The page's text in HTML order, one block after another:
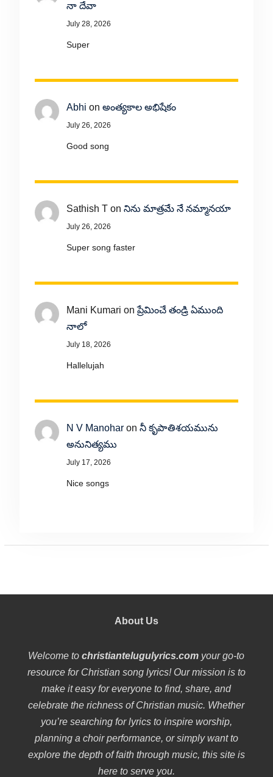
నా దేవా
July 28, 2026
Super
Abhi on అంత్యకాల అభిషేకం
July 26, 2026
Good song
Sathish Ton నిను మాత్రమే నే నమ్మానయా
July 26, 2026
Super song faster
Mani Kumari onప్రేమించే తండ్రి ఏముంది
నాలో
July 18, 2026
Hallelujah
N V Manoharon నీ కృపాతిశయమును
అనునిత్యము
July 17, 2026
Nice songs
About Us
Welcome tochristiantelugulyrics.com your go-to
resource for Christian song lyrics! Our mission is to
make it easy for everyone to find, share, and
celebrate the richness of Christian music. Whether
you’re searching for lyrics to inspire worship,
planning a choir performance, or simply want to
explore the depth of faith through music, this site is
here to serve you.